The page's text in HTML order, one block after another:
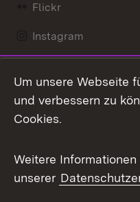
Flickr
Instagram
Mastodon
Messenger
Social Wall
X / Twitter
Um unsere Webseite
und verbessern zu
Cookies.
Weitere
unserer